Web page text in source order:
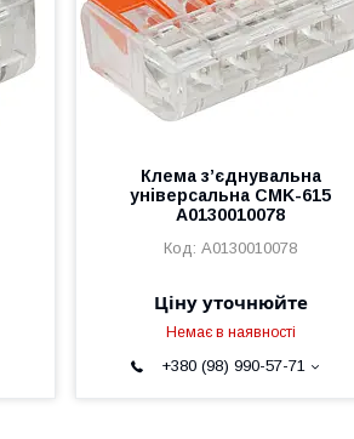
Клема з’єднувальна
універсальна CMK-615
A0130010078
A0130010078
Ціну уточнюйте
Немає в наявності
+380 (98) 990-57-71